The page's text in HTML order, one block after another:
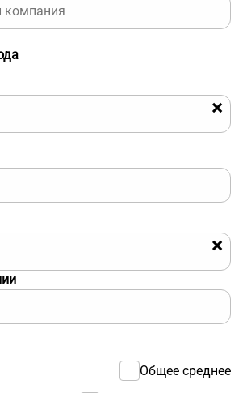
×
Общее среднее
×